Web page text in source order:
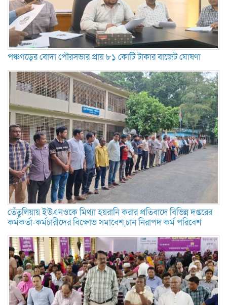
পঞ্চগড়ের বোদা পৌরসভার প্রায় ৮১ কোটি টাকার বাজেট ঘোষণা
তেঁতুলিয়ায় ইউএনওকে মিথ্যা হয়রানি করার প্রতিবাদে বিভিন্ন দপ্তরের
কর্মকর্তা-কর্মচারীদের বিক্ষোভ সমাবেশ,চান নিরাপদ কর্ম পরিবেশ